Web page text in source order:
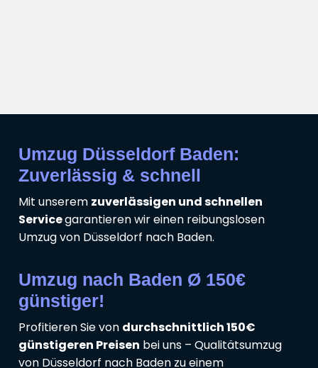
Umzug Düsseldorf Baden:
Zuverlässig & schnell
Mit unserem zuverlässigen und schnellen
Servicegarantieren wir einen reibungslosen
Umzug von Düsseldorf nach Baden.
Umzug nach Baden Ø 150€
günstiger!
Profitieren Sie von durchschnittlich 150€
günstigeren Preisen bei uns – Qualitätsumzug
von Düsseldorf nach Baden zu einem